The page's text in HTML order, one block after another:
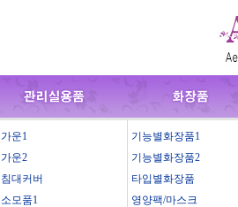
가운1
가운2
침대커버
소모품1
기능별화장품1
기능별화장품2
타입별화장품
영양팩/마스크